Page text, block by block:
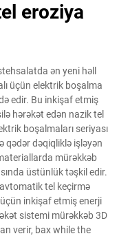
eroziya
ən yeni həll
üçün elektrik boşalma
edir. Bu inkişaf etmiş
hərəkət edən nazik tel
boşalmaları seriyası
qədər dəqiqliklə işləyən
mürəkkəb
üstünlük təşkil edir.
tel keçirmə
inkişaf etmiş enerji
sistemi mürəkkəb 3D
verir, bax while the